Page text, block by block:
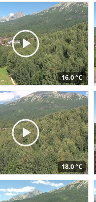
16,0 °C
18,0 °C